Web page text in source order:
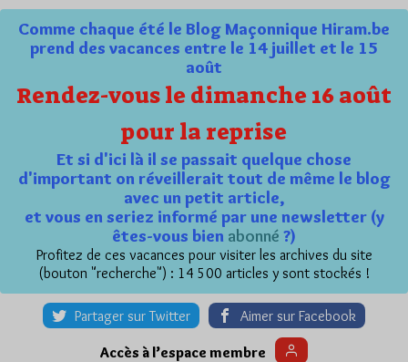
Comme chaque été le Blog Maçonnique Hiram.be
prend des vacances entre le 14 juillet et le 15
août
Rendez-vous le dimanche 16 août
pour la reprise
Et si d'ici là il se passait quelque chose
d'important on réveillerait tout de même le blog
avec un petit article,
et vous en seriez informé par une newsletter (y
êtes-vous bien abonné ?)
Profitez de ces vacances pour visiter les archives du site
(bouton "recherche") : 14 500 articles y sont stockés !
Partager sur Twitter Aimer sur Facebook
Accès à l’espace membre